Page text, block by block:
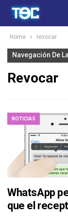
Home revocar
Navegación De
Revocar
NOTICIAS
WhatsApp
que el